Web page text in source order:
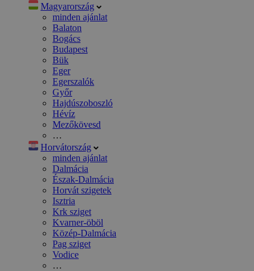
Magyarország
minden ajánlat
Balaton
Bogács
Budapest
Bük
Eger
Egerszalók
Győr
Hajdúszoboszló
Hévíz
Mezőkövesd
…
Horvátország
minden ajánlat
Dalmácia
Észak-Dalmácia
Horvát szigetek
Isztria
Krk sziget
Kvarner-öböl
Közép-Dalmácia
Pag sziget
Vodice
…